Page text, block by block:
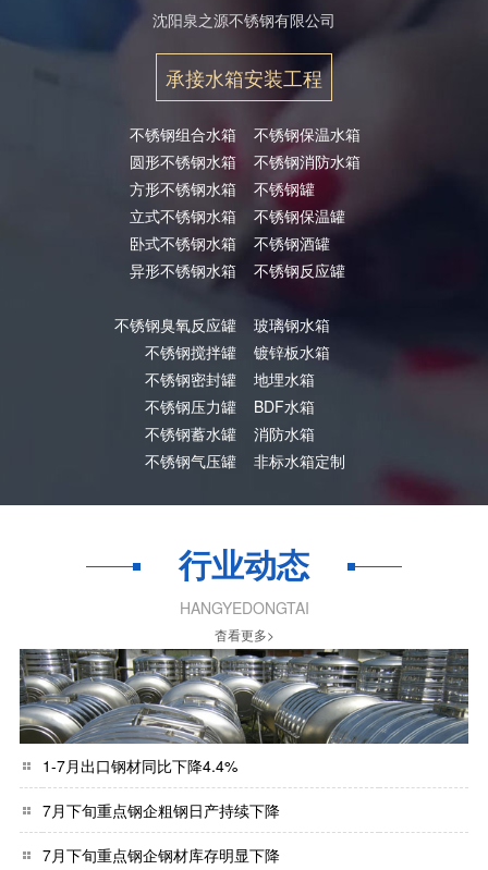
沈阳泉之源不锈钢有限公司
承接水箱安装工程
不锈钢组合水箱
圆形不锈钢水箱
方形不锈钢水箱
立式不锈钢水箱
卧式不锈钢水箱
异形不锈钢水箱
不锈钢臭氧反应罐
不锈钢搅拌罐
不锈钢密封罐
不锈钢压力罐
不锈钢蓄水罐
不锈钢气压罐
不锈钢保温水箱
不锈钢消防水箱
不锈钢罐
不锈钢保温罐
不锈钢酒罐
不锈钢反应罐
玻璃钢水箱
镀锌板水箱
地埋水箱
BDF水箱
消防水箱
非标水箱定制
行业动态
HANGYEDONGTAI
杳看更多>
1-7月出口钢材同比下降4.4%
7月下旬重点钢企粗钢日产持续下降
7月下旬重点钢企钢材库存明显下降